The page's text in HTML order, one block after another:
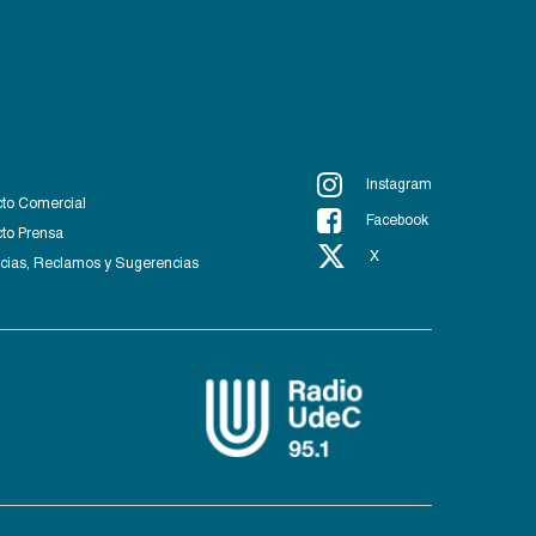
Comercial
Prensa
Reclamos y Sugerencias
Instagram
Facebook
X